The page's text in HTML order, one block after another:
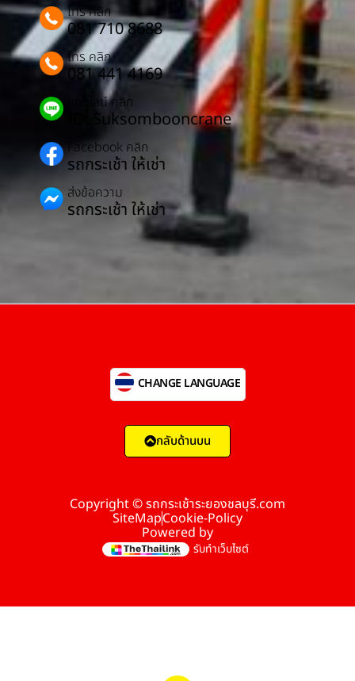
โทร คลิก
081 710 8688
โทร คลิก
081 441 4169
แอดไลน์ คลิก
ID: Suksombooncrane
Facebook คลิก
รถกระเช้า ให้เช่า
ส่งข้อความ
รถกระเช้า ให้เช่า
Copyright © รถกระเช้าระยองชลบุรี.com
SiteMapCookie-Policy
Powered by
รับทำเว็บไซต์
CHANGE LANGUAGE
กลับด้านบน